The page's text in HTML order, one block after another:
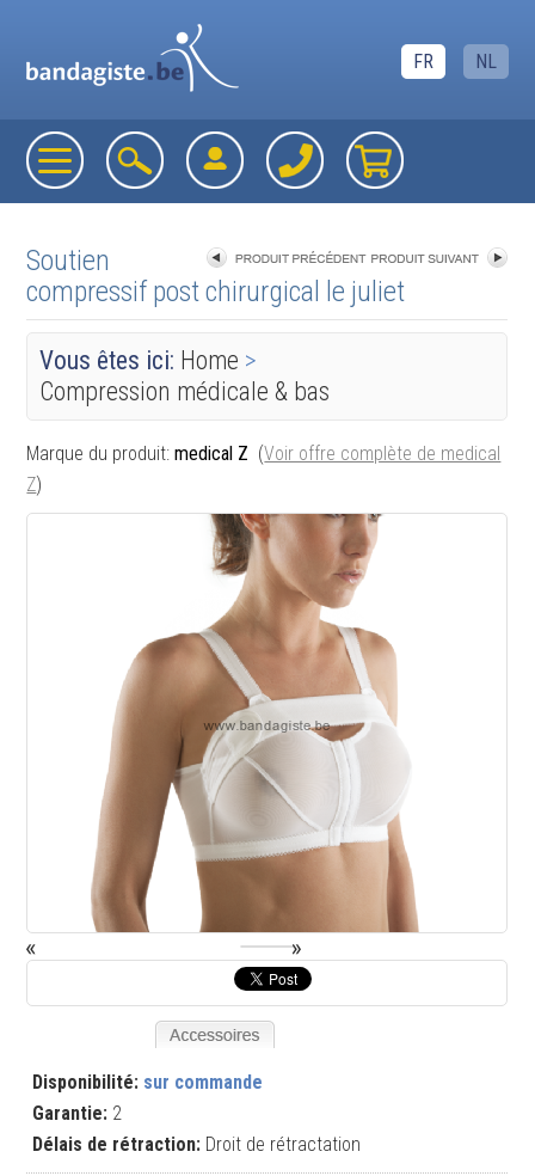
FR NL
Soutien
compressif post chirurgical le juliet
Vous êtes ici: Home >
Compression médicale & bas
Marque du produit:medical Z (Voir offre complète de medical
Z)
Disponibilité: sur commande
Garantie: 2
Délais de rétraction: Droit de rétractation